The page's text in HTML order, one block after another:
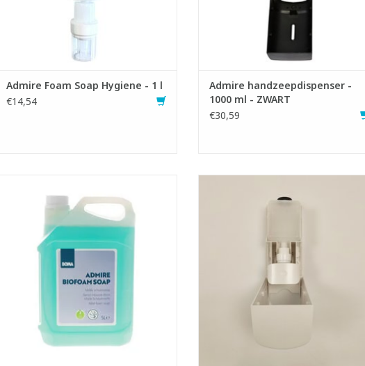
Admire Foam Soap Hygiene - 1 l
€14,54
TOEVOEGEN AAN WINKELWAGEN
Admire handzeepdispenser -
1000 ml - ZWART
€30,59
- Langdurige werking: langwerkende
reiniging en langdurige bescherming van
de handen
- Milieubesparend: 32% minder plastic ten
opzichte van 5x1 l cartridges
- Kostenbesparend: schuimzeep zorgt
voor een gereduceerd verbruik t
TOEVOEGEN AAN WINKELWAGEN
schuimzeepdispenser.
Ook geschikt voor liquide alco-gel.